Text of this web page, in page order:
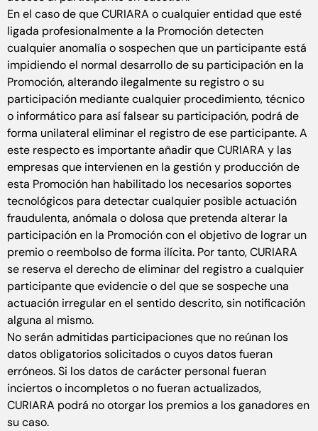
En el caso de que CURIARA o cualquier entidad que esté
ligada profesionalmente a la Promoción detecten
cualquier anomalía o sospechen que un participante está
impidiendo el normal desarrollo de su participación en la
Promoción, alterando ilegalmente su registro o su
participación mediante cualquier procedimiento, técnico
o informático para así falsear su participación, podrá de
forma unilateral eliminar el registro de ese participante. A
este respecto es importante añadir que CURIARA y las
empresas que intervienen en la gestión y producción de
esta Promoción han habilitado los necesarios soportes
tecnológicos para detectar cualquier posible actuación
fraudulenta, anómala o dolosa que pretenda alterar la
participación en la Promoción con el objetivo de lograr un
premio o reembolso de forma ilícita. Por tanto, CURIARA
se reserva el derecho de eliminar del registro a cualquier
participante que evidencie o del que se sospeche una
actuación irregular en el sentido descrito, sin notificación
alguna al mismo.
No serán admitidas participaciones que no reúnan los
datos obligatorios solicitados o cuyos datos fueran
erróneos. Si los datos de carácter personal fueran
inciertos o incompletos o no fueran actualizados,
CURIARA podrá no otorgar los premios a los ganadores en
su caso.